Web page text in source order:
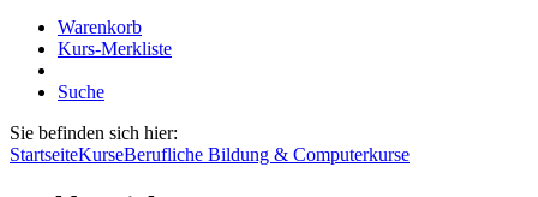
Warenkorb
Kurs-Merkliste
Suche
Sie befinden sich hier:
StartseiteKurseBerufliche Bildung & Computerkurse